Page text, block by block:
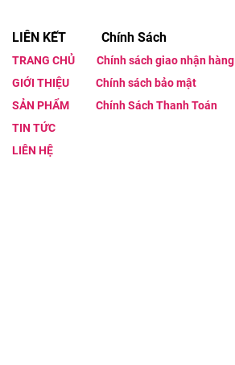
LIÊN KẾT Chính Sách
TRANG CHỦ
Chính sách giao nhận hàng
GIỚI THIỆU
Chính sách bảo mật
SẢN PHẨM
Chính Sách Thanh Toán
TIN TỨC
LIÊN HỆ